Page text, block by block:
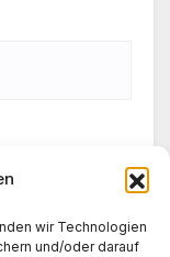
wir Technologien
und/oder darauf
und meine